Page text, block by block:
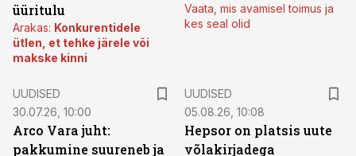
üüritulu
Arakas: Konkurentidele
ütlen, et tehke järele või
makske kinni
Vaata, mis avamisel toimus ja
kes seal olid
UUDISED
30.07.26, 10:00
Arco Vara juht:
pakkumine suureneb ja
UUDISED
05.08.26, 10:08
Hepsor on platsis uute
võlakirjadega